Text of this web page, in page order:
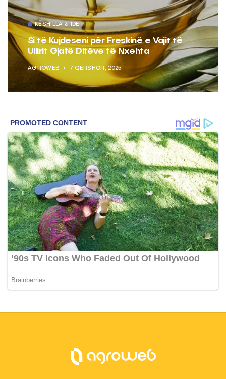
KËSHILLA & IDE
Si të Kujdeseni për Freskinë e Vajit të
Ullirit Gjatë Ditëve të Nxehta
AGROWEB 7 QERSHOR, 2025